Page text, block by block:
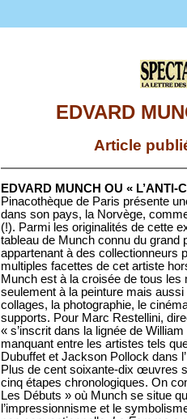
EDVARD
Article
EDVARD MUNCH OU « L’ANTI-
Pinacothèque de Paris présente
dans son pays, la Norvège,
(!). Parmi les originalités de cette
tableau de Munch connu du grand
appartenant à des collectionneurs
multiples facettes de cet artiste
Munch est à la croisée de tous
seulement à la peinture mais
collages, la photographie, le
supports. Pour Marc Restellini,
« s’inscrit dans la lignée de
manquant entre les artistes tels
Dubuffet et Jackson Pollock dans
Plus de cent soixante-dix œuvres
cinq étapes chronologiques. On
Les Débuts » où Munch se situe
l’impressionnisme et le